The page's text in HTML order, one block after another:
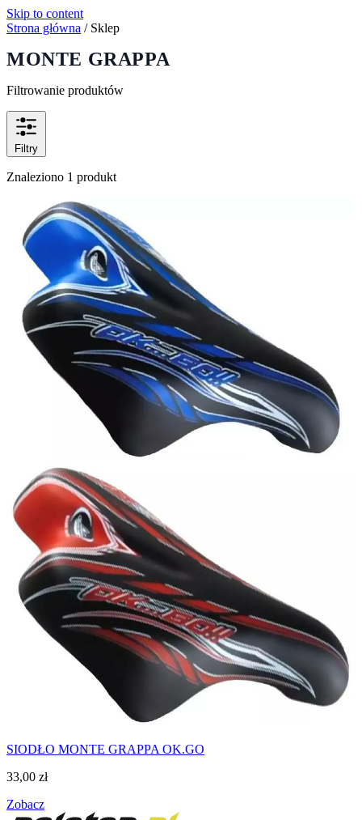
Skip to content
Strona główna / Sklep
MONTE GRAPPA
Filtrowanie produktów
Filtry
Znaleziono 1 produkt
SIODŁO MONTE GRAPPA OK.GO
33,00 zł
Zobacz